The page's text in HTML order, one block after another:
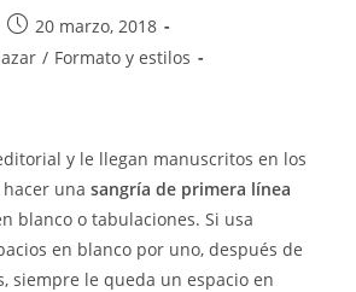
Publicación
de
20 marzo, 2018
/ Formato y estilos
y le llegan manuscritos en los
hacer unasangría de primera línea
blanco o tabulaciones. Si usa
en blanco por uno, después de
siempre le queda un espacio en